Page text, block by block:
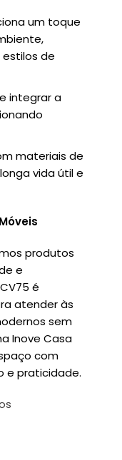
um toque
de
integrar a
materiais de
vida útil e
produtos
e
é
atender às
sem
Inove Casa
com
e praticidade.